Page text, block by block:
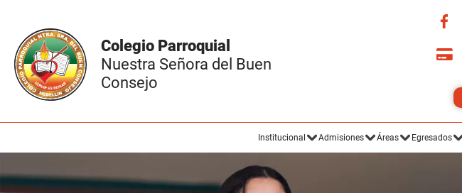
Colegio Parroquial
Nuestra Señora del Buen
Consejo
Institucional Admisiones Áreas Egresados